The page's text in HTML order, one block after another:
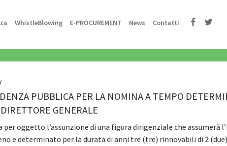
WhistleBlowing E-PROCUREMENT News Contatti
/
PUBBLICA PER LA NOMINA A TEMPO
GENERALE
per oggetto l’assunzione di una figura dirigenziale che assumerà
e determinato per la durata di anni tre (tre) rinnovabili di 2